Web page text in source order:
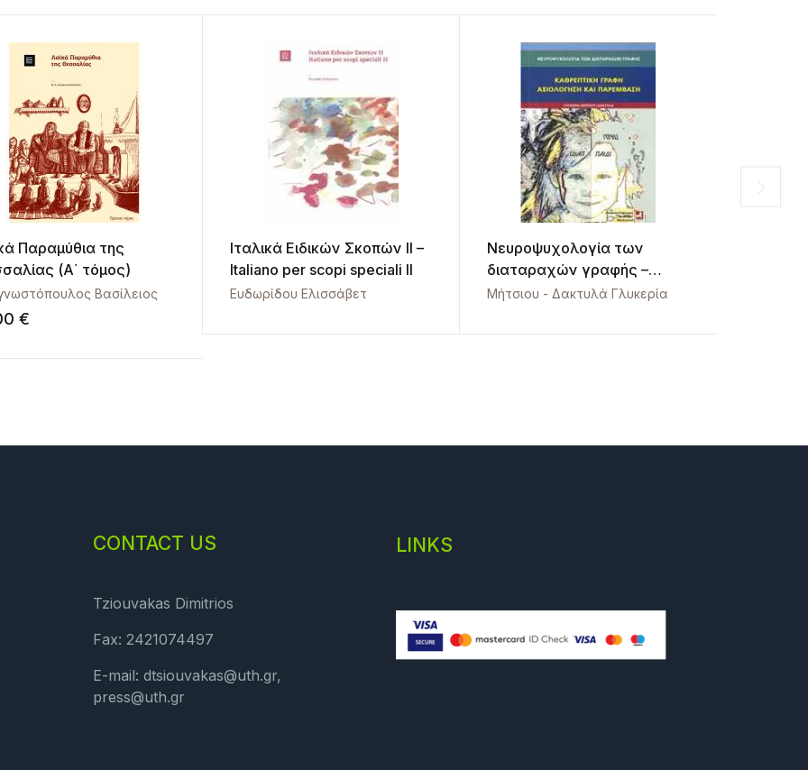
Παραμύθια της
(Α΄ τόμος)
Βασίλειος
€
Ιταλικά Ειδικών Σκοπών ΙΙ –
Italiano per scopi speciali IΙ
Ευδωρίδου Ελισσάβετ
Νευροψυχολογία των
διαταραχών γραφής –
Καθρεπτική γραφή
Μήτσιου - Δακτυλά Γλυκερία
CONTACT US
Tziouvakas Dimitrios
Fax: 2421074497
E-mail: dtsiouvakas@uth.gr,
press@uth.gr
LINKS